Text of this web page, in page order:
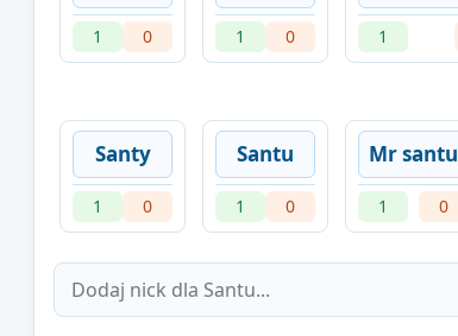
1 0 1 0 1
Santy
1 0
Santu
1 0
Mr santu
1 0